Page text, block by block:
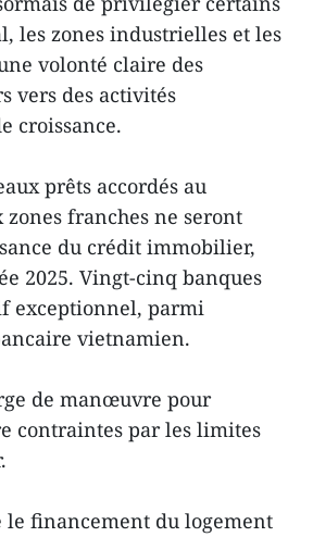
les zones industrielles et les
volonté claire des
vers des activités
croissance.
prêts accordés au
franches ne seront
du crédit immobilier,
2025. Vingt-cinq banques
exceptionnel, parmi
vietnamien.
de manœuvre pour
contraintes par les limites
financement du logement